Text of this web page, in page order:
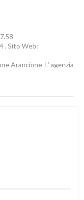
. Sito Web:
Arancione  L’ agenzia